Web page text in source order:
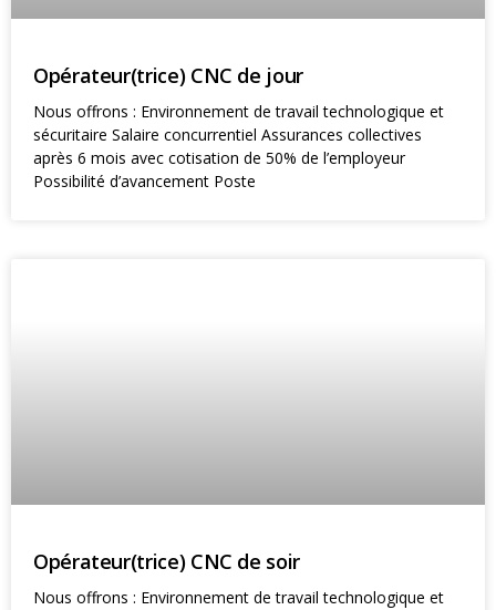
Opérateur(trice) CNC de jour
Nous offrons : Environnement de travail technologique et
sécuritaire Salaire concurrentiel Assurances collectives
après 6 mois avec cotisation de 50% de l’employeur
Possibilité d’avancement Poste
Opérateur(trice) CNC de soir
Nous offrons : Environnement de travail technologique et